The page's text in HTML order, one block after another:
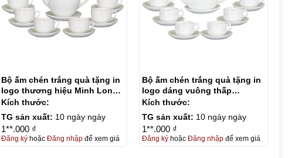
Bộ ấm chén trắng quà tặng in
logo thương hiệu Minh Long
500ml KQ-ACT03
Kích thước:
TG sản xuất: 10 ngày ngày
1**.000 ₫
Đăng kýhoặc Đăng nhậpđể xem giá
Bộ ấm chén trắng quà tặng in
logo dáng vuông thấp
Hongkong 600ml KQ-ACT04
Kích thước:
TG sản xuất: 10 ngày ngày
1**.000 ₫
Đăng kýhoặc Đăng nhậpđể xem giá